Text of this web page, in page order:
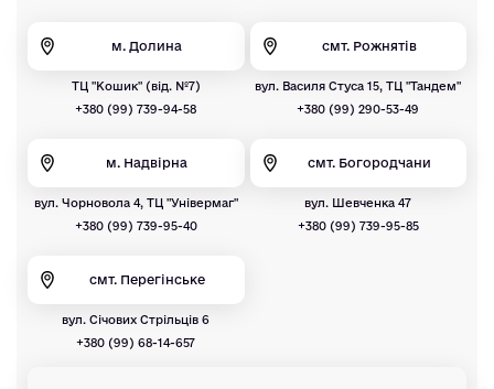
м. Долина
ТЦ "Кошик" (від. №7)
+380 (99) 739-94-58
смт. Рожнятів
вул. Василя Стуса 15, ТЦ "Тандем"
+380 (99) 290-53-49
м. Надвірна
вул. Чорновола 4, ТЦ "Універмаг"
+380 (99) 739-95-40
смт. Богородчани
вул. Шевченка 47
+380 (99) 739-95-85
смт. Перегінське
вул. Січових Стрільців 6
+380 (99) 68-14-657